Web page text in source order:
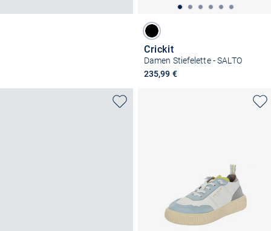
Crickit
Damen Stiefelette - SALTO
235,99 €